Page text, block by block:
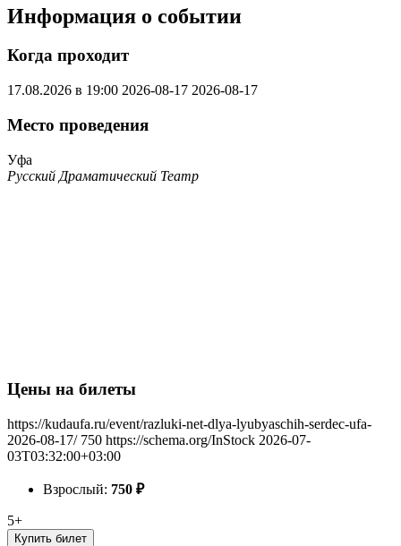
Информация о событии
Когда проходит
17.08.2026 в 19:00 2026-08-17 2026-08-17
Место проведения
Уфа
Русский Драматический Театр
Цены на билеты
https://kudaufa.ru/event/razluki-net-dlya-lyubyaschih-serdec-ufa-
2026-08-17/ 750 https://schema.org/InStock 2026-07-
03T03:32:00+03:00
Взрослый: 750 ₽
5+
Купить билет